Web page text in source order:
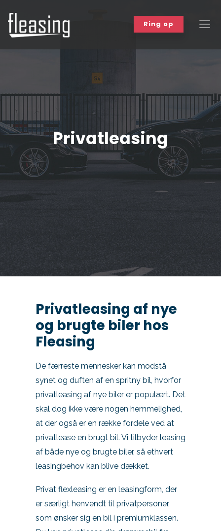
Ring op
Bilmærker
Varebiler
Workshop
Kundefordele
Skift til os
Privatleasing
Privatleasing af nye
og brugte biler hos
Fleasing
De færreste mennesker kan modstå
synet og duften af en spritny bil, hvorfor
privatleasing af nye biler er populært. Det
skal dog ikke være nogen hemmelighed,
at der også er en række fordele ved at
privatlease en brugt bil. Vi tilbyder leasing
af både nye og brugte biler, så ethvert
leasingbehov kan blive dækket.
Privat flexleasing er en leasingform, der
er særligt henvendt til privatpersoner,
som ønsker sig en bil i premiumklassen.